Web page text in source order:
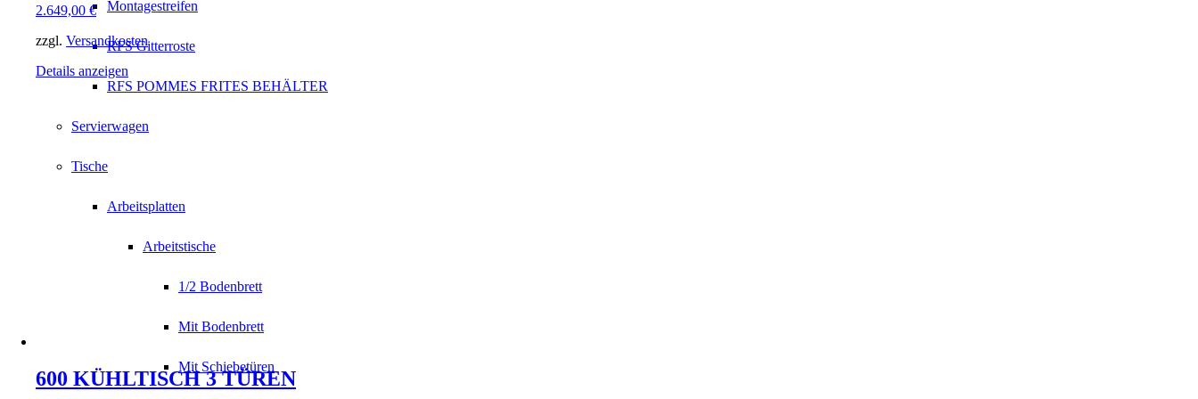
Montagestreifen
RFS Gitterroste
RFS POMMES FRITES BEHÄLTER
Servierwagen
Tische
Arbeitsplatten
Arbeitstische
1/2 Bodenbrett
Mit Bodenbrett
Mit Schiebetüren
2.649,00 €
zzgl. Versandkosten
Details anzeigen
600 KÜHLTISCH 3 TÜREN